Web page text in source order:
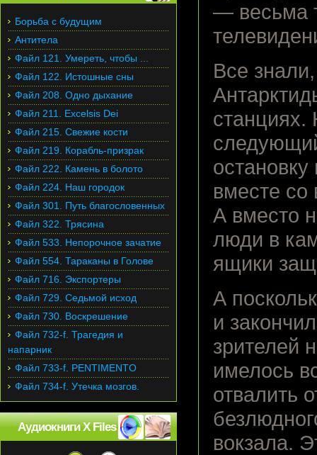
— весьма
Все
станциях.
вместе со
А вместо
люди в
ящики
А
и
зрителей
имелось
отвалить
вокзала.
Борьба с будущим
Антитела
Файл 121. Умереть, чтобы ...
Файл 122. Истошные сны
Файл 208. Одно дыхание
Файл 211. Excelsis Dei
Файл 215. Свежие кости
Файл 219. Корабль-призрак
Файл 222. Камень в болото
Файл 224. Наш городок
Файл 301. Путь благословенных
Файл 322. Трясина
Файл 533. Непорочное зачатие
Файл 554. Тараканы в Голове
Файл 716. Экспортеры
Файл 729. Седьмой исход
Файл 730. Воскрешение
Файл 732-f. Трагедия и
напарник
Файл 733-f. PENTIMENTO
Файл 734-f. Утечка мозгов.
Аудиокниги X Files